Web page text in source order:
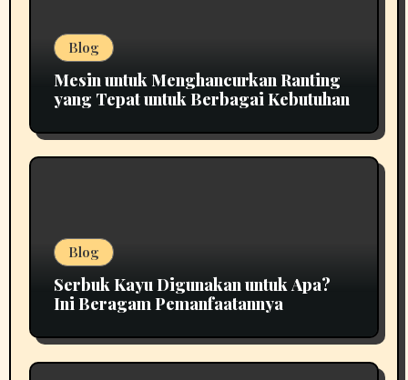
Blog
Mesin untuk Menghancurkan Ranting
yang Tepat untuk Berbagai Kebutuhan
Blog
Serbuk Kayu Digunakan untuk Apa?
Ini Beragam Pemanfaatannya